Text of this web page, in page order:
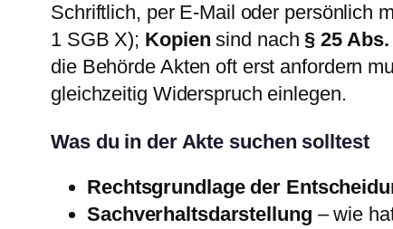
Schriftlich, per E-Mail oder persönlich
1 SGB X); Kopien sind nach§ 25
die Behörde Akten oft erst anfordern
gleichzeitig Widerspruch einlegen.
Was du in der Akte suchen solltest
Rechtsgrundlage der
Sachverhaltsdarstellung – wie